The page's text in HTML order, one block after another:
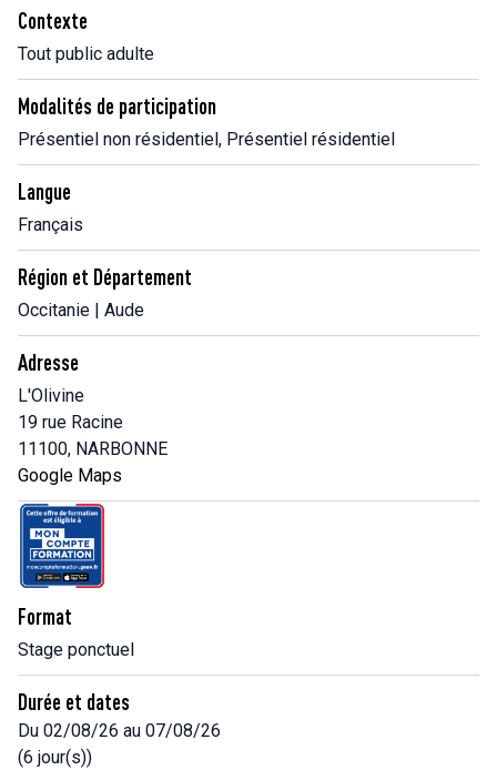
Contexte
Tout public adulte
Modalités de participation
Présentiel non résidentiel, Présentiel résidentiel
Langue
Français
Région et Département
Occitanie | Aude
Adresse
L'Olivine
19 rue Racine
11100, NARBONNE
Google Maps
Format
Stage ponctuel
Durée et dates
Du 02/08/26 au 07/08/26
(6 jour(s))